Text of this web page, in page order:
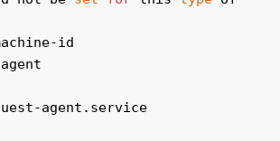
id
agent.service